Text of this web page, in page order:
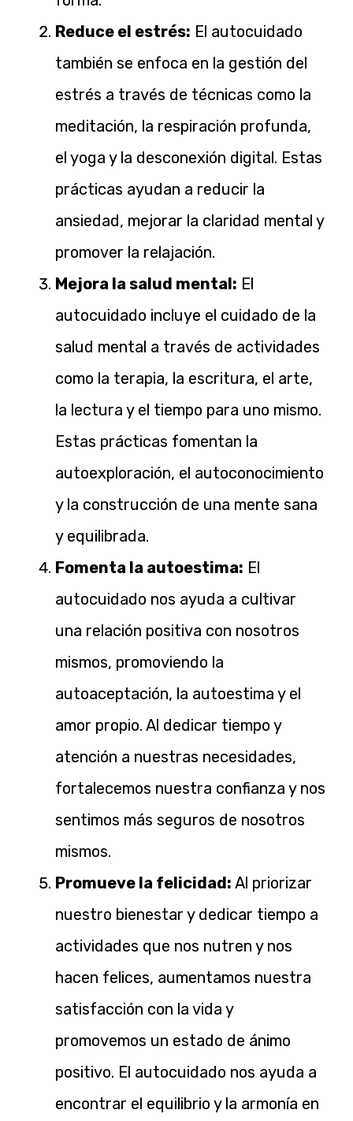
Reduce el estrés: El autocuidado
también se enfoca en la gestión del
estrés a través de técnicas como la
meditación, la respiración profunda,
el yoga y la desconexión digital. Estas
prácticas ayudan a reducir la
ansiedad, mejorar la claridad mental y
promover la relajación.
Mejora la salud mental: El
autocuidado incluye el cuidado de la
salud mental a través de actividades
como la terapia, la escritura, el arte,
la lectura y el tiempo para uno mismo.
Estas prácticas fomentan la
autoexploración, el autoconocimiento
y la construcción de una mente sana
y equilibrada.
Fomenta la autoestima: El
autocuidado nos ayuda a cultivar
una relación positiva con nosotros
mismos, promoviendo la
autoaceptación, la autoestima y el
amor propio. Al dedicar tiempo y
atención a nuestras necesidades,
fortalecemos nuestra confianza y nos
sentimos más seguros de nosotros
mismos.
Promueve la felicidad: Al priorizar
nuestro bienestar y dedicar tiempo a
actividades que nos nutren y nos
hacen felices, aumentamos nuestra
satisfacción con la vida y
promovemos un estado de ánimo
positivo. El autocuidado nos ayuda a
encontrar el equilibrio y la armonía en